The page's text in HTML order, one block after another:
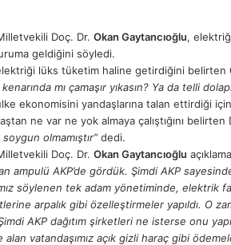
Doç. Dr. Okan Gaytancıoğlu,
geldiğini söyledi.
lüks tüketim haline getirdiğini belirten
mı çamaşır yıkasın? Ya da telli
ekonomisini yandaşlarına talan ettirdiği
ne var ne yok almaya çalıştığını belirten
olmamıştır”dedi.
Doç. Dr. Okan Gaytancıoğlu
ampulü AKP’de gördük. Şimdi AKP
söylenen tek adam yönetiminde, elektrik
arpalık gibi özelleştirmeler yapıldı. O
AKP dağıtım şirketleri ne isterse onu
alan vatandaşımız açık gizli haraç gibi